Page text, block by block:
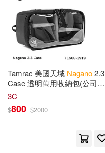
Tamrac 美國天域 Nagano2.3
Case 透明萬用收納包(公司貨)
T1560-1919
3C
$800 $2000